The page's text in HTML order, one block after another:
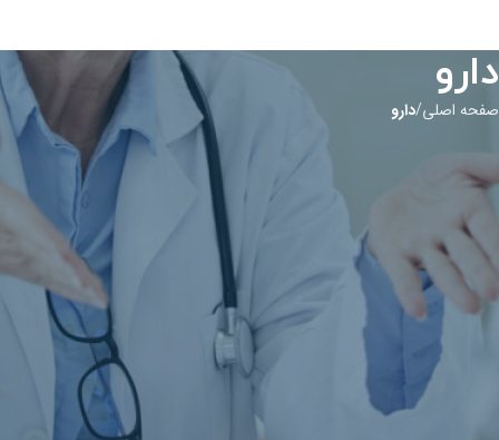
دارو
صفحه اصلی دارو
اطلاعات جامع داروها و بیماری‌ها
در این بخش می‌توانید اطلاعات کامل و به‌روز درباره داروها، کاربردها، عوارض
جانبی و نحوه مصرف آن‌ها را پیدا کنید. همچنین، مطالب علمی و معتبر درباره
بیماری‌های مختلف، علائم، روش‌های درمان و پیشگیری در دسترس شما قرار دارد.
هدف ما ارائه اطلاعات دقیق و کاربردی است تا شما بتوانید بهترین تصمیمات را
برای سلامتی خود بگیرید.
اطلاعاتی برای این دارو موجود نیست.